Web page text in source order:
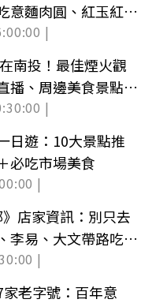
意麵肉圓、紅玉紅
|
南投！最佳煙火觀
播、周邊美食景點全
|
日遊：10大景點推
必吃市場美食
|
店家資訊：別只去
李易、大文帶路吃玩
|
老字號：百年意